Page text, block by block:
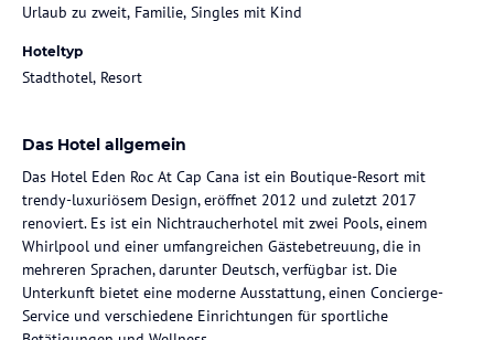
Urlaub zu zweit, Familie, Singles mit Kind
Hoteltyp
Stadthotel, Resort
Das Hotel allgemein
Das Hotel Eden Roc At Cap Cana ist ein Boutique-Resort mit
trendy-luxuriösem Design, eröffnet 2012 und zuletzt 2017
renoviert. Es ist ein Nichtraucherhotel mit zwei Pools, einem
Whirlpool und einer umfangreichen Gästebetreuung, die in
mehreren Sprachen, darunter Deutsch, verfügbar ist. Die
Unterkunft bietet eine moderne Ausstattung, einen Concierge-
Service und verschiedene Einrichtungen für sportliche